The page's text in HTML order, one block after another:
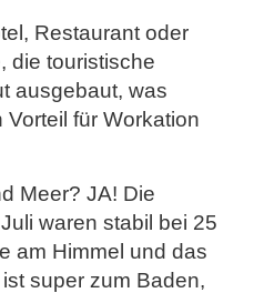
Restaurant oder
die touristische
ausgebaut, was
für Workation
Meer? JA! Die
waren stabil bei 25
am Himmel und das
super zum Baden,